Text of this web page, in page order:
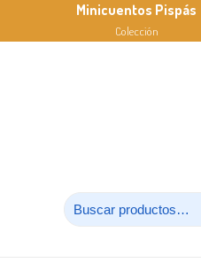
Minicuentos Pispás
Colección